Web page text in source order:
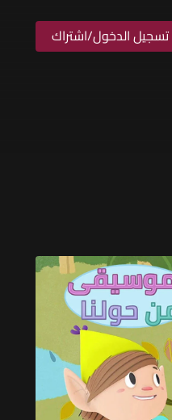
تسجيل الدخول/اشتراك